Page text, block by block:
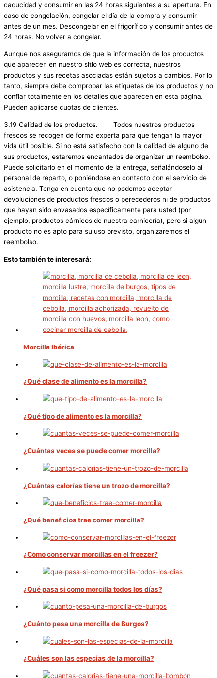
caducidad y consumir en las 24 horas siguientes a su apertura. En
caso de congelación, congelar el día de la compra y consumir
antes de un mes. Descongelar en el frigorífico y consumir antes de
24 horas. No volver a congelar.
Aunque nos aseguramos de que la información de los productos
que aparecen en nuestro sitio web es correcta, nuestros
productos y sus recetas asociadas están sujetos a cambios. Por lo
tanto, siempre debe comprobar las etiquetas de los productos y no
confiar totalmente en los detalles que aparecen en esta página.
Pueden aplicarse cuotas de clientes.
3.19 Calidad de los productos. Todos nuestros productos
frescos se recogen de forma experta para que tengan la mayor
vida útil posible. Si no está satisfecho con la calidad de alguno de
sus productos, estaremos encantados de organizar un reembolso.
Puede solicitarlo en el momento de la entrega, señalándoselo al
personal de reparto, o poniéndose en contacto con el servicio de
asistencia. Tenga en cuenta que no podemos aceptar
devoluciones de productos frescos o perecederos ni de productos
que hayan sido envasados específicamente para usted (por
ejemplo, productos cárnicos de nuestra carnicería), pero si algún
producto no es apto para su uso previsto, organizaremos el
reembolso.
Esto también te interesará:
Morcilla Ibérica
¿Qué clase de alimento es la morcilla?
¿Qué tipo de alimento es la morcilla?
¿Cuántas veces se puede comer morcilla?
¿Cuántas calorías tiene un trozo de morcilla?
¿Qué beneficios trae comer morcilla?
¿Cómo conservar morcillas en el freezer?
¿Qué pasa si como morcilla todos los días?
¿Cuánto pesa una morcilla de Burgos?
¿Cuáles son las especias de la morcilla?